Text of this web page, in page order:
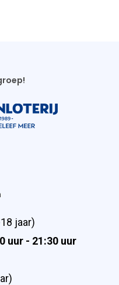
jaar)
uur - 21:30 uur